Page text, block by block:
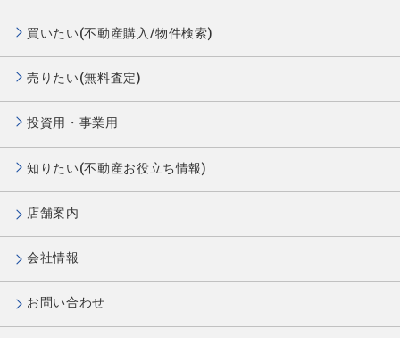
買いたい(不動産購入/物件検索)
売りたい(無料査定)
投資用・事業用
知りたい(不動産お役立ち情報)
店舗案内
会社情報
お問い合わせ